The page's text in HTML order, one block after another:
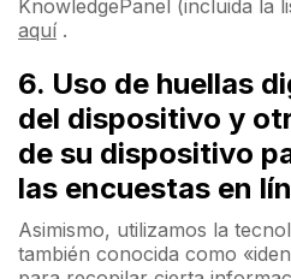
KnowledgePanel (incluida la
aquí.
6. Uso de huellas
del dispositivo y
de su dispositivo
las encuestas en
Asimismo, utilizamos la
también conocida como